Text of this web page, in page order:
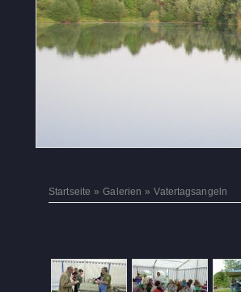
Startseite »Galerien »Vatertagsangeln